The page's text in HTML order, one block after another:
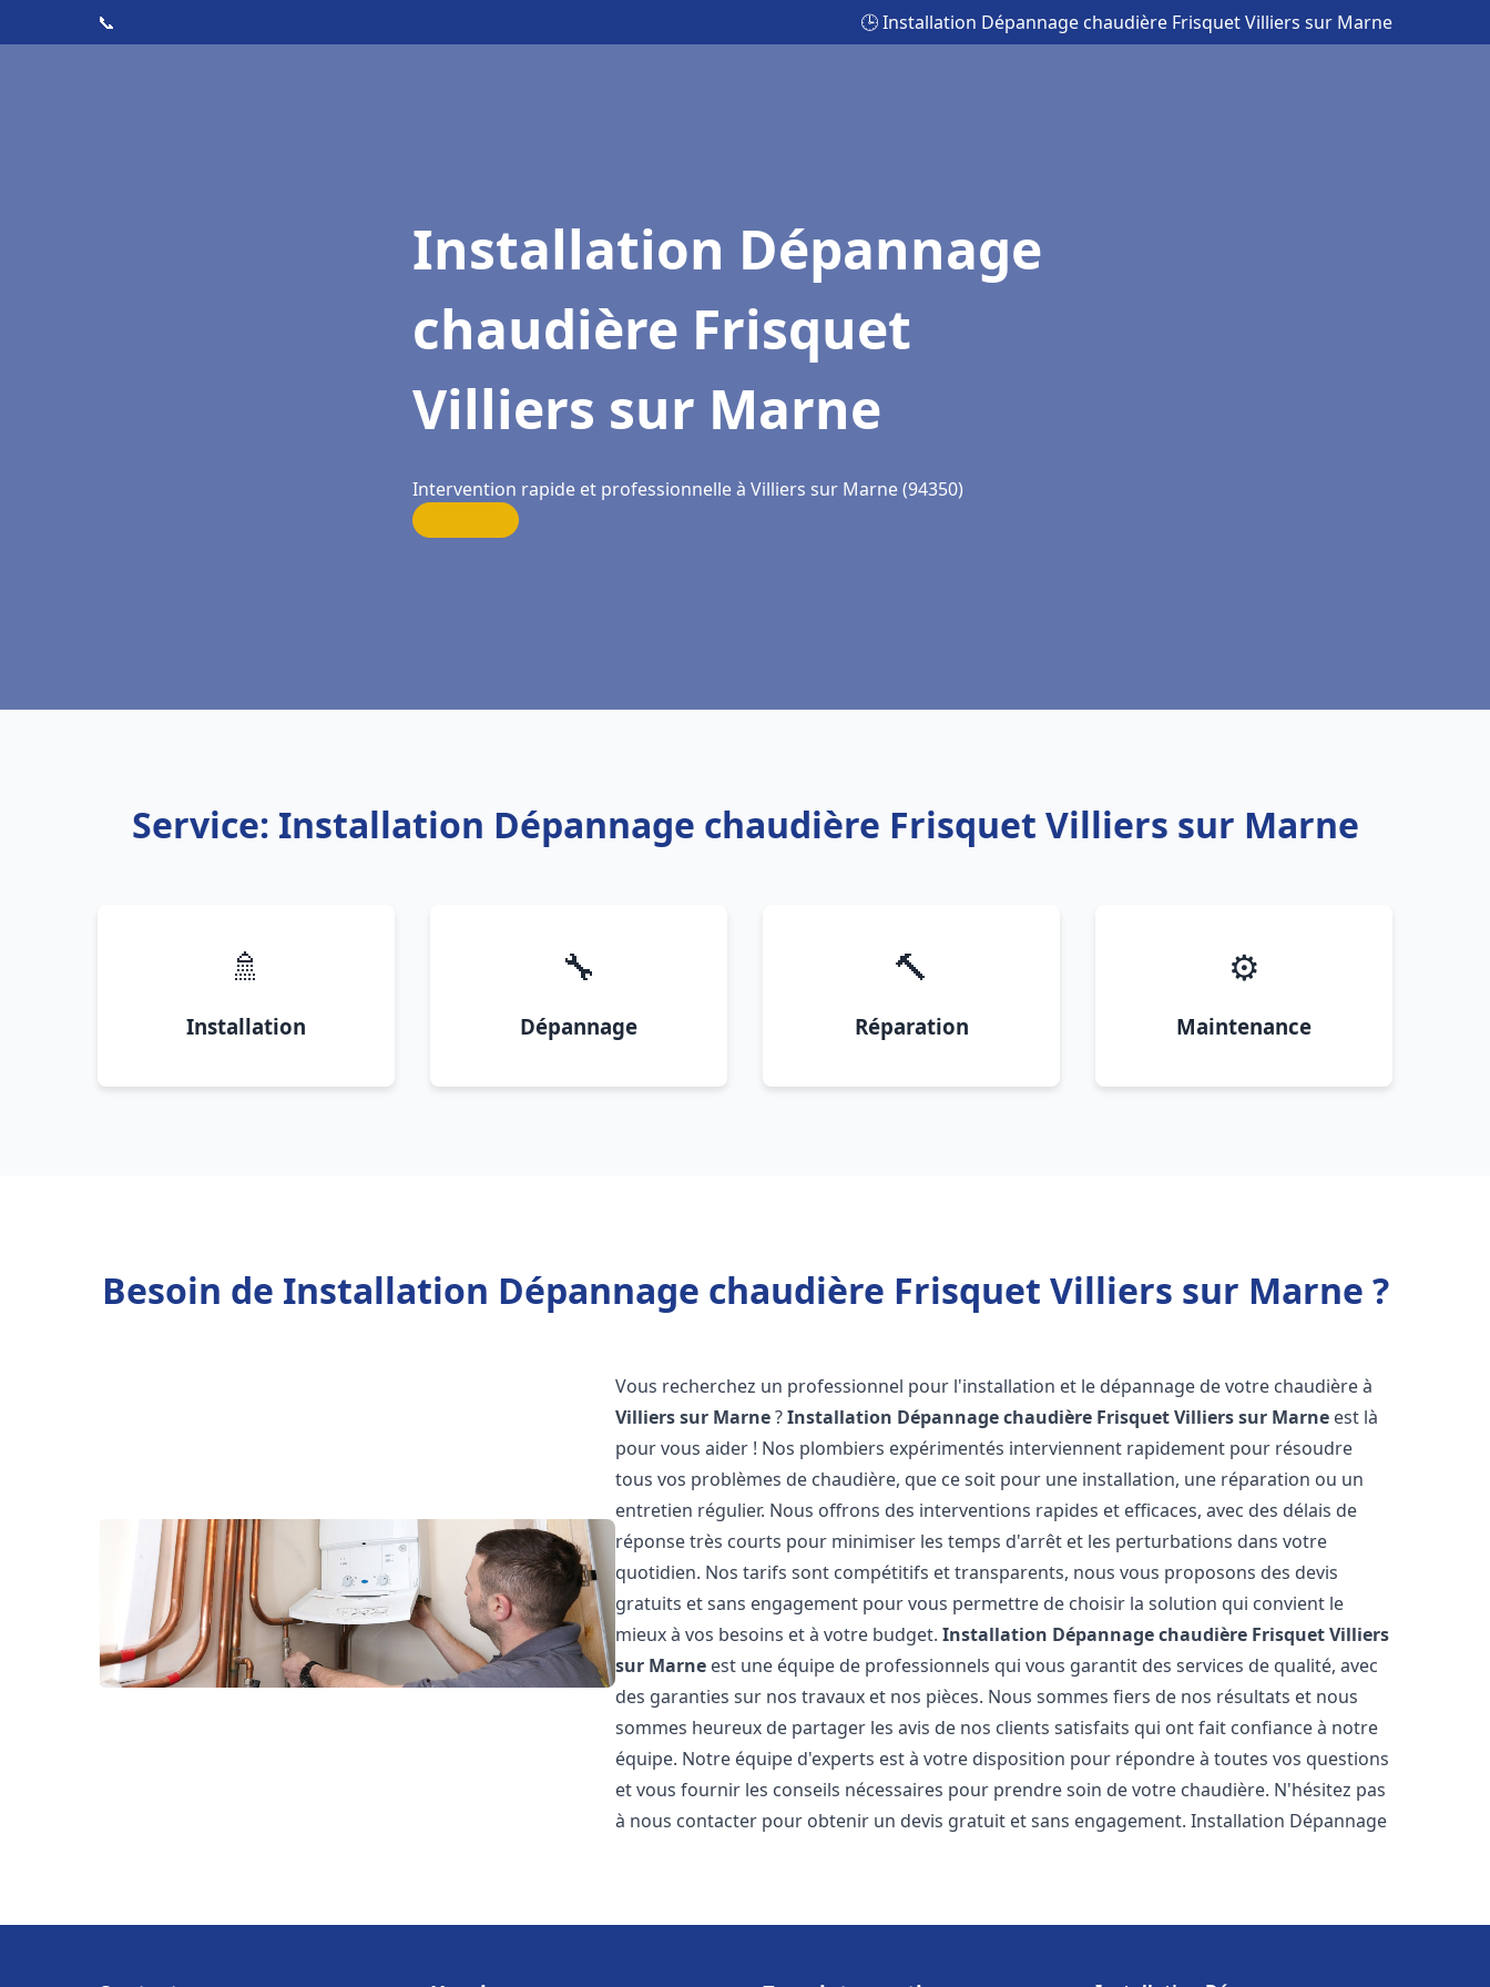
📞 🕒 Installation Dépannage chaudière Frisquet Villiers sur Marne
Installation Dépannage
chaudière Frisquet
Villiers sur Marne
Intervention rapide et professionnelle à Villiers sur Marne (94350)
Service: Installation Dépannage chaudière Frisquet Villiers sur Marne
🚿
Installation
🔧
Dépannage
🔨
Réparation
⚙️
Maintenance
Besoin de Installation Dépannage chaudière Frisquet Villiers sur Marne ?
Vous recherchez un professionnel pour l'installation et le dépannage de votre chaudière à
Villiers sur Marne?Installation Dépannage chaudière FrisquetVilliers sur Marne est là
pour vous aider ! Nos plombiers expérimentés interviennent rapidement pour résoudre
tous vos problèmes de chaudière, que ce soit pour une installation, une réparation ou un
entretien régulier. Nous offrons des interventions rapides et efficaces, avec des délais de
réponse très courts pour minimiser les temps d'arrêt et les perturbations dans votre
quotidien. Nos tarifs sont compétitifs et transparents, nous vous proposons des devis
gratuits et sans engagement pour vous permettre de choisir la solution qui convient le
mieux à vos besoins et à votre budget.Installation Dépannage chaudière FrisquetVilliers
sur Marne est une équipe de professionnels qui vous garantit des services de qualité, avec
des garanties sur nos travaux et nos pièces. Nous sommes fiers de nos résultats et nous
sommes heureux de partager les avis de nos clients satisfaits qui ont fait confiance à notre
équipe. Notre équipe d'experts est à votre disposition pour répondre à toutes vos questions
et vous fournir les conseils nécessaires pour prendre soin de votre chaudière. N'hésitez pas
à nous contacter pour obtenir un devis gratuit et sans engagement. Installation Dépannage